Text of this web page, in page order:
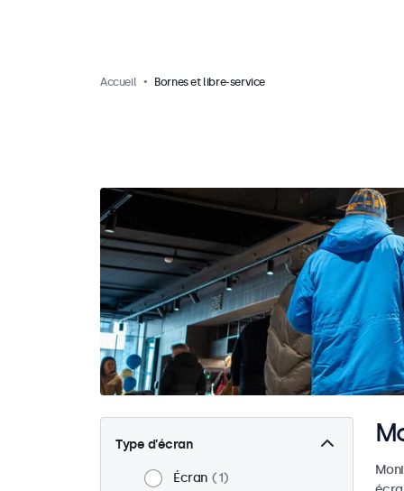
Accueil Bornes et libre-service
Type d’écran
Écran
1